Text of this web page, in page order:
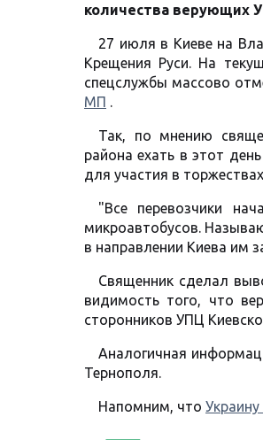
количества верующих
27 июля в Киеве на
Крещения Руси. На
спецслужбы массово
МП .
Так, по мнению
района ехать в этот
для участия в
"Все перевозчики
микроавтобусов.
в направлении Киева им
Священник сделал
видимость того, что
сторонников УПЦ
Аналогичная
Тернополя.
Напомним, что